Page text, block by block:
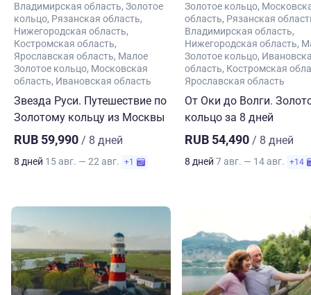
Владимирская область Золотое
кольцо Рязанская область
Нижегородская область
Костромская область
Ярославская область Малое
Золотое кольцо Московская
область Ивановская область
Звезда Руси. Путешествие по
Золотому кольцу из Москвы
RUB 59,990 / 8 дней
8 дней 15 авг. — 22 авг. +1
Золотое кольцо
область Рязанская
Владимирская область
Нижегородская область
Золотое кольцо
область Костромская
Ярославская область
От Оки до Волги.
кольцо за 8 дней
RUB 54,490 / 8 дней
8 дней 7 авг. — 14 авг. +14